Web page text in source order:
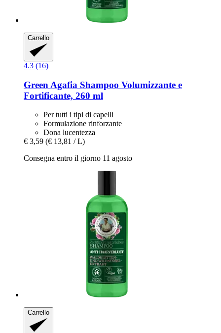
Carrello
4.3 (16)
Green Agafia Shampoo Volumizzante e
Fortificante, 260 ml
Per tutti i tipi di capelli
Formulazione rinforzante
Dona lucentezza
€ 3,59 (€ 13,81 / L)
Consegna entro il giorno 11 agosto
Carrello